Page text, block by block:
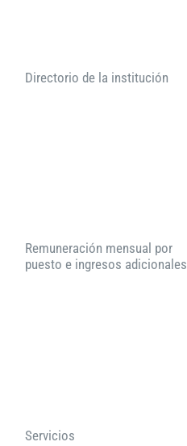
Directorio de la institución
Remuneración mensual por
puesto e ingresos adicionales
Servicios